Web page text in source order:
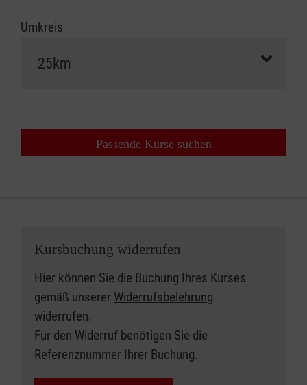
Umkreis
Passende Kurse suchen
Kursbuchung widerrufen
Hier können Sie die Buchung Ihres Kurses
gemäß unserer Widerrufsbelehrung
widerrufen.
Für den Widerruf benötigen Sie die
Referenznummer Ihrer Buchung.